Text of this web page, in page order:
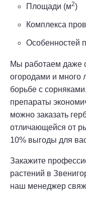
Площади (м2)
Комплекса
Особенностей
Мы работаем даже
огородами и много
борьбе с
препараты
можно заказать
отличающейся от
10% выгоды для
Закажите
растений в
наш менеджер